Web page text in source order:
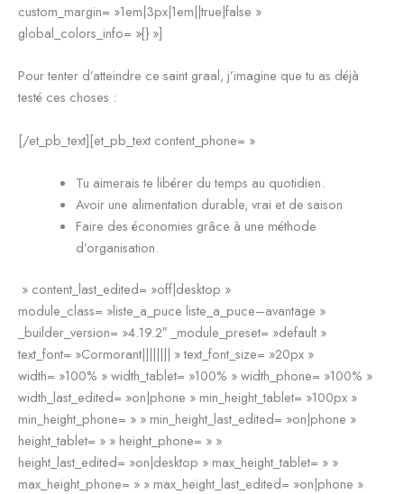
custom_margin= »1em|3px|1em||true|false »
global_colors_info= »{} »]
Pour tenter d’atteindre ce saint graal, j’imagine que tu as déjà
testé ces choses :
[/et_pb_text][et_pb_text content_phone= »
Tu aimerais te libérer du temps au quotidien.
Avoir une alimentation durable, vrai et de saison
Faire des économies grâce à une méthode
d’organisation.
» content_last_edited= »off|desktop »
module_class= »liste_a_puce liste_a_puce–avantage »
_builder_version= »4.19.2″ _module_preset= »default »
text_font= »Cormorant|||||||| » text_font_size= »20px »
width= »100% » width_tablet= »100% » width_phone= »100% »
width_last_edited= »on|phone » min_height_tablet= »100px »
min_height_phone= » » min_height_last_edited= »on|phone »
height_tablet= » » height_phone= » »
height_last_edited= »on|desktop » max_height_tablet= » »
max_height_phone= » » max_height_last_edited= »on|phone »